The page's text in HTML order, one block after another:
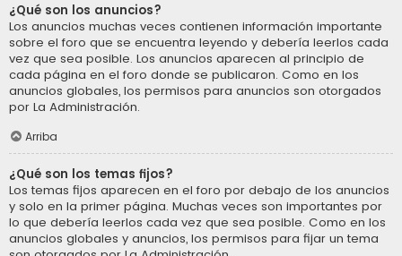
¿Qué son los anuncios?
Los anuncios muchas veces contienen información importante
sobre el foro que se encuentra leyendo y debería leerlos cada
vez que sea posible. Los anuncios aparecen al principio de
cada página en el foro donde se publicaron. Como en los
anuncios globales, los permisos para anuncios son otorgados
por La Administración.
Arriba
¿Qué son los temas fijos?
Los temas fijos aparecen en el foro por debajo de los anuncios
y solo en la primer página. Muchas veces son importantes por
lo que debería leerlos cada vez que sea posible. Como en los
anuncios globales y anuncios, los permisos para fijar un tema